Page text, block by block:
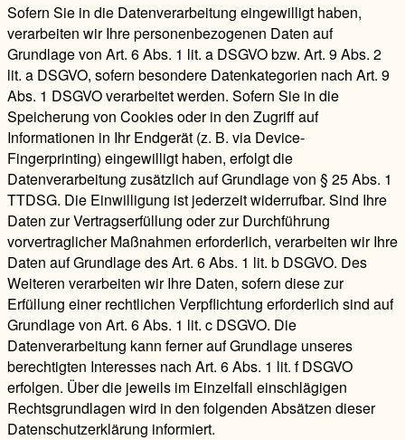
Sofern Sie in die Datenverarbeitung eingewilligt haben,
verarbeiten wir Ihre personenbezogenen Daten auf
Grundlage von Art. 6 Abs. 1 lit. a DSGVO bzw. Art. 9 Abs. 2
lit. a DSGVO, sofern besondere Datenkategorien nach Art. 9
Abs. 1 DSGVO verarbeitet werden. Sofern Sie in die
Speicherung von Cookies oder in den Zugriff auf
Informationen in Ihr Endgerät (z. B. via Device-
Fingerprinting) eingewilligt haben, erfolgt die
Datenverarbeitung zusätzlich auf Grundlage von § 25 Abs. 1
TTDSG. Die Einwilligung ist jederzeit widerrufbar. Sind Ihre
Daten zur Vertragserfüllung oder zur Durchführung
vorvertraglicher Maßnahmen erforderlich, verarbeiten wir Ihre
Daten auf Grundlage des Art. 6 Abs. 1 lit. b DSGVO. Des
Weiteren verarbeiten wir Ihre Daten, sofern diese zur
Erfüllung einer rechtlichen Verpflichtung erforderlich sind auf
Grundlage von Art. 6 Abs. 1 lit. c DSGVO. Die
Datenverarbeitung kann ferner auf Grundlage unseres
berechtigten Interesses nach Art. 6 Abs. 1 lit. f DSGVO
erfolgen. Über die jeweils im Einzelfall einschlägigen
Rechtsgrundlagen wird in den folgenden Absätzen dieser
Datenschutzerklärung informiert.